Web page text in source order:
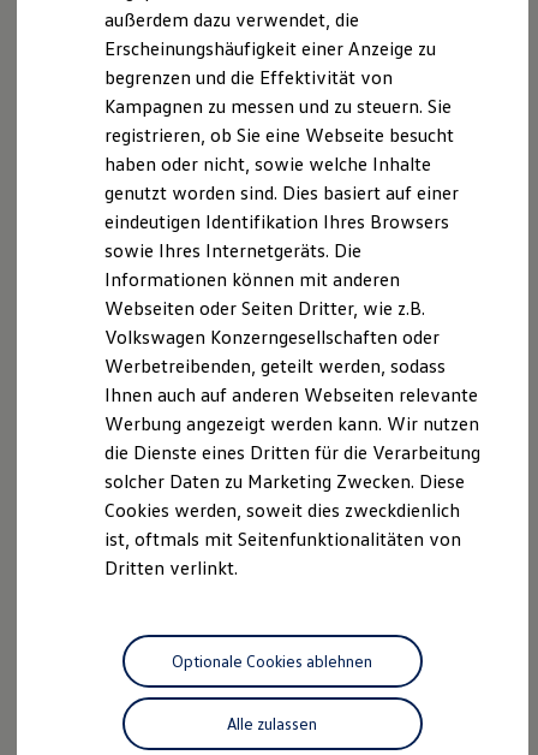
Die ID. Software 6
ID. Software Versionen und Updates
Digitale Extras
Schnittstellen zu Ihrem ID.
Hybridautos
Marke und Erlebnis
Volkswagen R und R Experience
R-Modelle
R Experience
Driving Experience
Volkswagen entdecken
Werkbesichtigung
Lifestyle Shop
T-Roc Kollektion
Golf Kollektion
ID. Kollektion
Volkswagen Kollektion
R-Kollektion
GTI Kollektion
Fußball Drop
we drive football
#wedriveproud
Besitzer und Service
Software Updates
Service und Ersatzteile
Motorenöl und Flüssigkeiten
Räder und Reifen
Pannen- und Unfallhilfe
Economy Service
Volkswagen Teile
Zubehör
Der T-Cross
Wendig, flexibel, vielseitig. Entdecken Sie den
T‑Cross.
Mehr zum T-Cross erfahren
Der ID.4
Kraftvoll wie ein SUV, nachhaltig wie ein ID.
außerdem dazu verwendet, die
Erscheinungshäufigkeit einer Anzeige zu
begrenzen und die Effektivität von
Kampagnen zu messen und zu steuern. Sie
registrieren, ob Sie eine Webseite besucht
haben oder nicht, sowie welche Inhalte
genutzt worden sind. Dies basiert auf einer
eindeutigen Identifikation Ihres Browsers
sowie Ihres Internetgeräts. Die
Informationen können mit anderen
Webseiten oder Seiten Dritter, wie z.B.
Volkswagen Konzerngesellschaften oder
Werbetreibenden, geteilt werden, sodass
Ihnen auch auf anderen Webseiten relevante
Werbung angezeigt werden kann. Wir nutzen
die Dienste eines Dritten für die Verarbeitung
solcher Daten zu Marketing Zwecken. Diese
Cookies werden, soweit dies zweckdienlich
ist, oftmals mit Seitenfunktionalitäten von
Dritten verlinkt.
Alle zulassen
Optionale Cookies ablehnen